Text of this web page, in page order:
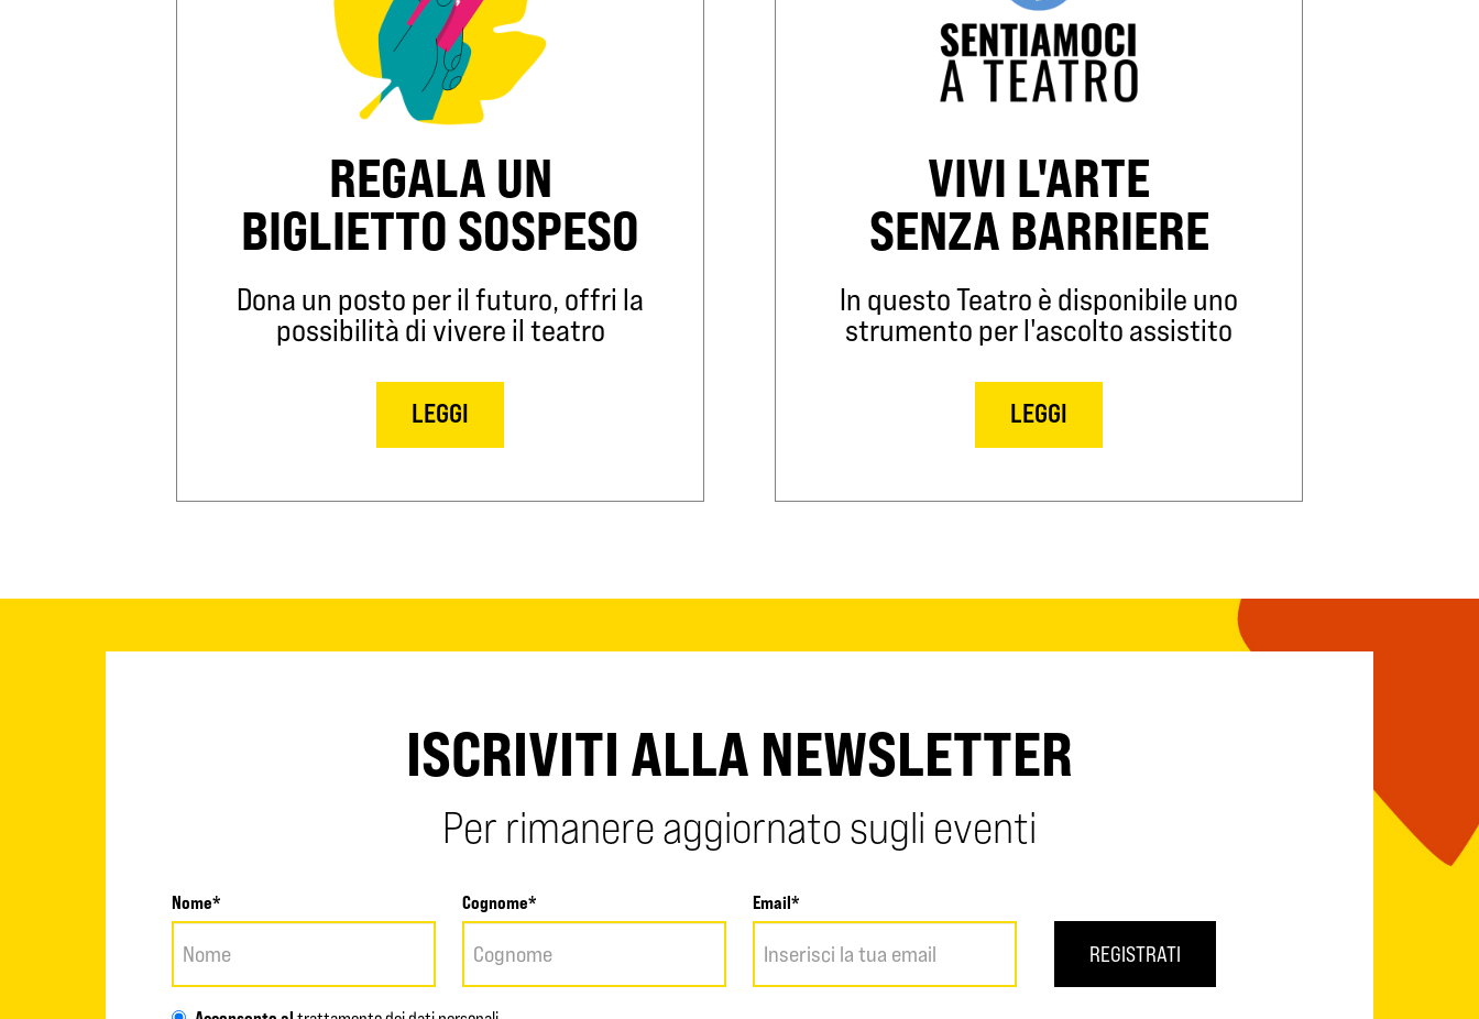
REGALA UN
BIGLIETTO SOSPESO
Dona un posto per il futuro, offri la
possibilità di vivere il teatro
LEGGI
VIVI L'ARTE
SENZA BARRIERE
In questo Teatro è disponibile uno
strumento per l'ascolto assistito
LEGGI
ISCRIVITI ALLA NEWSLETTER
Per rimanere aggiornato sugli eventi
Nome* Cognome* Email*
REGISTRATI